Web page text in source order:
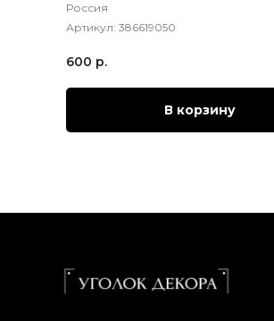
Россия
Артикул: 386619050
600 р.
В корзину